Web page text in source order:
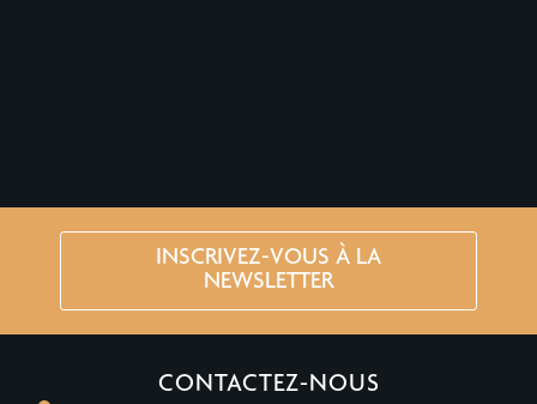
INSCRIVEZ-VOUS À LA
NEWSLETTER
CONTACTEZ-NOUS